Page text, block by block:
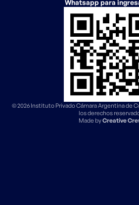
Whatsapp para
© 2026 Instituto Privado Cámara Argentina de
los derechos
Made byCreative